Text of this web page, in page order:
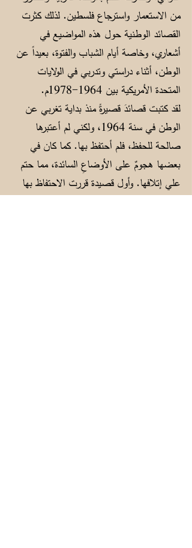
من الاستعمار واسترجاع فلسطين. لذلك كثرت
القصائد الوطنية حول هذه المواضيع في
أشعاري، وخاصة أيام الشباب والفتوة، بعيداً عن
الوطن، أثناء دراستي وتدربي في الولايات
المتحدة الأمريكية بين 1964-1978
م.
لقد كتبت قصائدَ قصيرةً منذ بداية تغربي عن
الوطن في سنة 1964، ولكني لم أعتبرها
صالحة للحفظ، فلم أحتفظ بها. كما كان في
بعضها هجومٌ على الأوضاعِ السائدة، مما حتم
علي إتلافها. وأول قصيدة قررت الاحتفاظ بها
للذكرى وكتبتها في دفتر خاص احتفظت به في